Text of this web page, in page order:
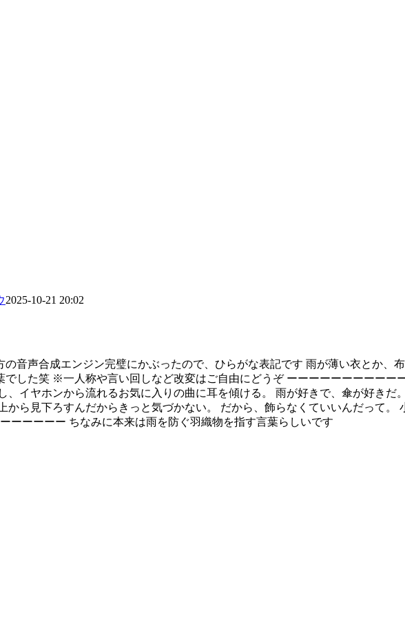
2025-10-21 20:02
音声合成エンジン完璧にかぶったので、ひらがな表記です 雨が薄い衣とか、
した笑 ※一人称や言い回しなど改変はご自由にどうぞ ーーーーーーーーーー
イヤホンから流れるお気に入りの曲に耳を傾ける。 雨が好きで、傘が好きだ
ら見下ろすんだからきっと気づかない。 だから、飾らなくていいんだって。
ーーーーー ちなみに本来は雨を防ぐ羽織物を指す言葉らしいです